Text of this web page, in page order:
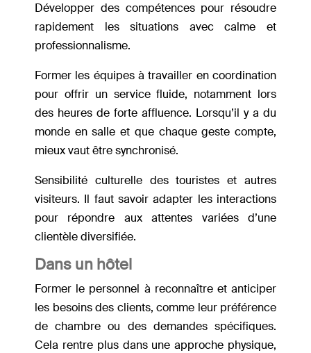
Développer des compétences pour résoudre
rapidement les situations avec calme et
professionnalisme.
Former les équipes à travailler en coordination
pour offrir un service fluide, notamment lors
des heures de forte affluence. Lorsqu’il y a du
monde en salle et que chaque geste compte,
mieux vaut être synchronisé.
Sensibilité culturelle des touristes et autres
visiteurs. Il faut savoir adapter les interactions
pour répondre aux attentes variées d’une
clientèle diversifiée.
Dans un hôtel
Former le personnel à reconnaître et anticiper
les besoins des clients, comme leur préférence
de chambre ou des demandes spécifiques.
Cela rentre plus dans une approche physique,